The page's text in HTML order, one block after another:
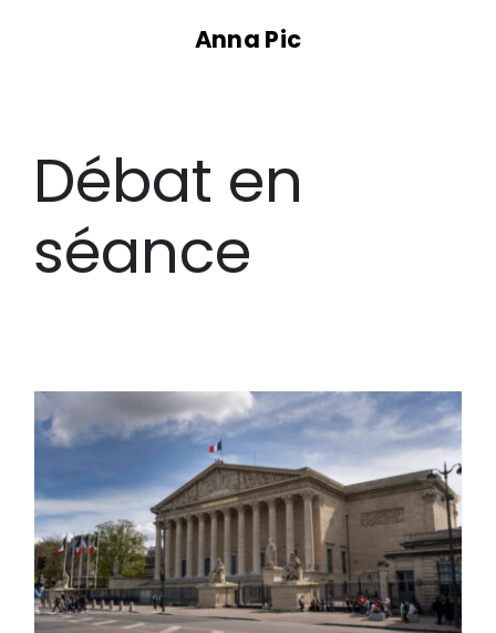
Anna Pic
Débat en
séance